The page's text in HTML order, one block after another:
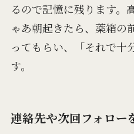
るので記憶に残ります。
ゃあ朝起きたら、薬箱の
ってもらい、「それで十
す。
連絡先や次回フォロー